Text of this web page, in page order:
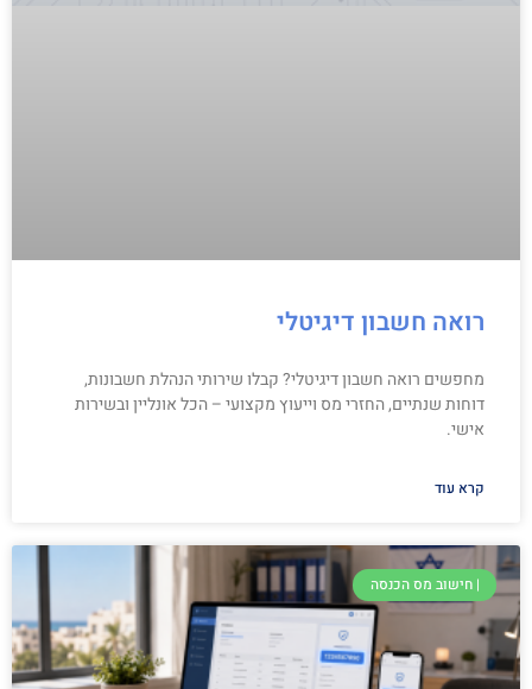
רואה חשבון דיגיטלי
מחפשים רואה חשבון דיגיטלי? קבלו שירותי הנהלת חשבונות,
דוחות שנתיים, החזרי מס וייעוץ מקצועי – הכל אונליין ובשירות
אישי.
קרא עוד
| חישוב מס הכנסה